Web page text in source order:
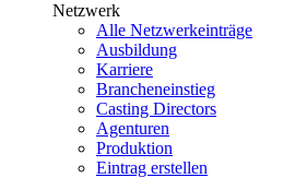
Netzwerk
Alle Netzwerkeinträge
Ausbildung
Karriere
Brancheneinstieg
Casting Directors
Agenturen
Produktion
Eintrag erstellen